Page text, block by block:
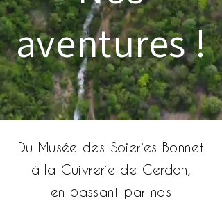
aventures !
Du Musée des Soieries Bonnet
à la Cuivrerie de Cerdon,
en passant par nos